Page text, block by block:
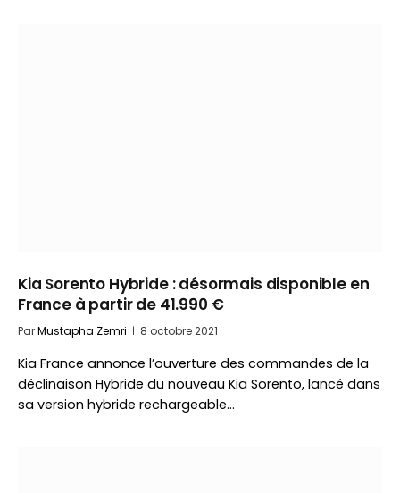
Kia Sorento Hybride : désormais disponible en
France à partir de 41.990 €
ParMustapha Zemri 8 octobre 2021
Kia France annonce l’ouverture des commandes de la
déclinaison Hybride du nouveau Kia Sorento, lancé dans
sa version hybride rechargeable…